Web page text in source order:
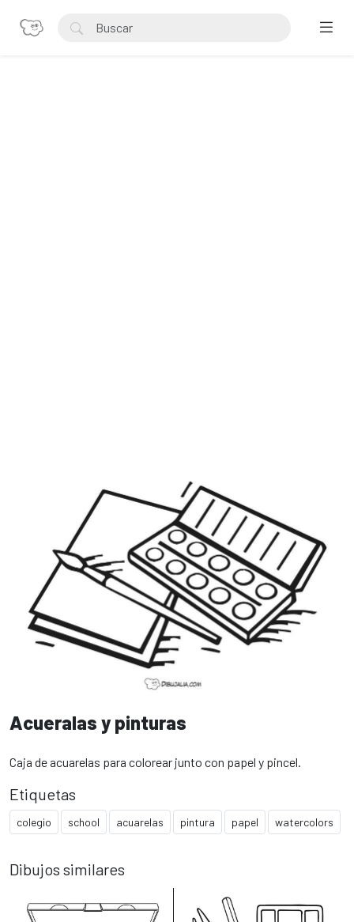
Acueralas y pinturas
Caja de acuarelas para colorear junto con papel y pincel.
Etiquetas
colegio school acuarelas pintura papel watercolors
Dibujos similares